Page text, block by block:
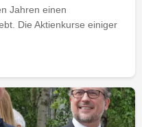
Jahren einen
Die Aktienkurse einiger